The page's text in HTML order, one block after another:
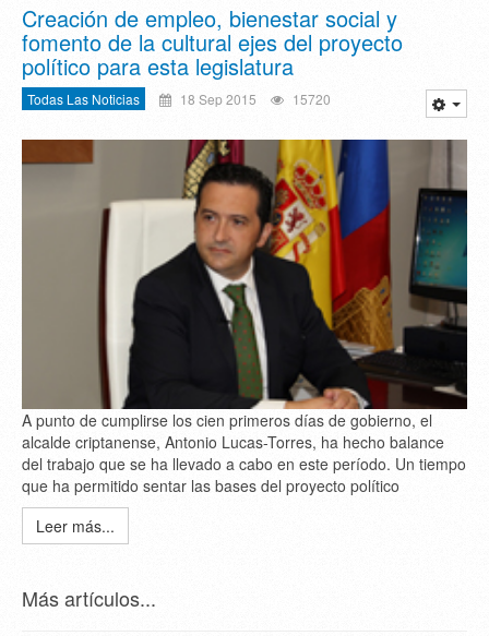
Creación de empleo, bienestar social y
fomento de la cultural ejes del proyecto
político para esta legislatura
Todas Las Noticias 18 Sep 2015 15720
A punto de cumplirse los cien primeros días de gobierno, el
alcalde criptanense, Antonio Lucas-Torres, ha hecho balance
del trabajo que se ha llevado a cabo en este período. Un tiempo
que ha permitido sentar las bases del proyecto político
Leer más...
Más artículos...